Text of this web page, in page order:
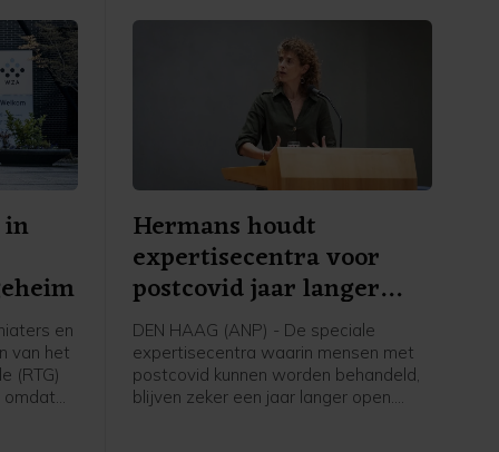
en
van het
(RTG)
omdat
Hermans houdt
expertisecentra voor
postcovid jaar langer
open
DEN HAAG (ANP) - De speciale
expertisecentra waarin mensen met
postcovid kunnen worden behandeld,
blijven zeker een jaar langer open.